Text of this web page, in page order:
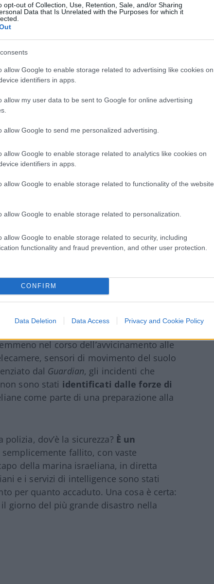
opt-out of Collection, Use, Retention, Sale, and/or Sharing
Data that Is Unrelated with the Purposes for which it
allow Google to enable storage related to advertising like cookies on
identifiers in apps.
allow my user data to be sent to Google for online advertising
allow Google to send me personalized advertising.
allow Google to enable storage related to analytics like cookies on
identifiers in apps.
allow Google to enable storage related to functionality of the website
allow Google to enable storage related to personalization.
allow Google to enable storage related to security, including
functionality and fraud prevention, and other user protection.
CONFIRM
Data Deletion Data Access Privacy and Cookie Policy
della guerra dello
imbastito diverso tempo fa e
il Mossad a lasciarsi sfuggire tutto
utenti in rete si stanno ponendo di
L’attività dell’intelligence
ilmonitoraggio di Hamasè il compito
sotto copertura, carceri sotto
dei servizi segreti. Inoltre,
come evidenziato dallo
al mondo. Nonostante ciò, Hamas
azione violenta.
esclude una guerra su larga scala
entrati”. Il drammatico racconto
di Netanyahu
di Hamas a Israele
nell’adattarsi alle sfide militari, ma
simile del
nel corso dell’avvicinamento alle
sensori di movimento del suolo
dal Guardian, gli incidenti che
sono stati identificati dalle forze di
come parte di una preparazione alla
polizia, dov’è la sicurezza? È un
fallito, con vaste
della marina israeliana, in diretta
e i servizi di intelligence sono stati
per quanto accaduto. Una cosa è certa:
giorno del più grande disastro nella